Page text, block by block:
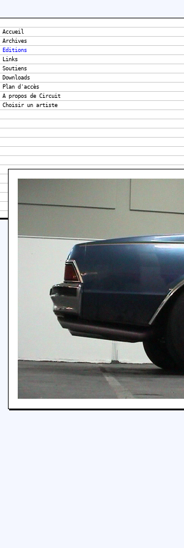
Accueil
Archives
Editions
Links
Soutiens
Downloads
Plan d'accès
A propos de Circuit